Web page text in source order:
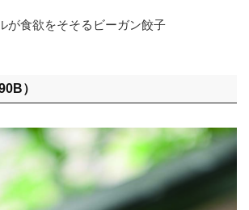
が食欲をそそるビーガン餃子
）